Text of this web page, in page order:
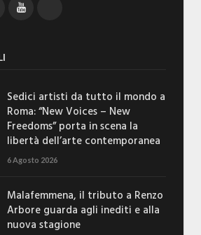
YouTube
Sedici artisti da tutto il mondo a
Roma: “New Voices – New
Freedoms” porta in scena la
libertà dell’arte contemporanea
6 Agosto 2026
Malafemmena, il tributo a Renzo
Arbore guarda agli inediti e alla
nuova stagione